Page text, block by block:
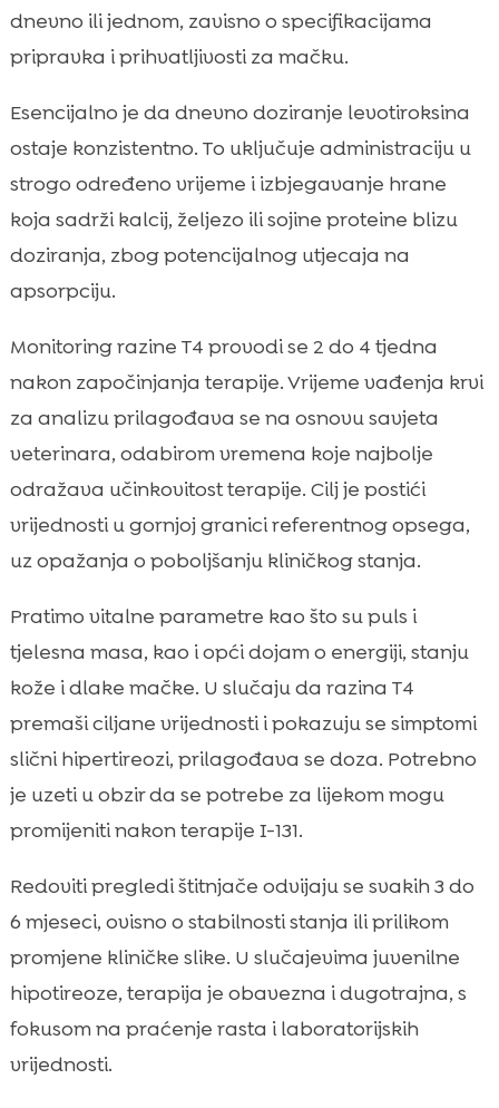
dnevno ili jednom, zavisno o specifikacijama
pripravka i prihvatljivosti za mačku.
Esencijalno je da dnevno doziranje levotiroksina
ostaje konzistentno. To uključuje administraciju u
strogo određeno vrijeme i izbjegavanje hrane
koja sadrži kalcij, željezo ili sojine proteine blizu
doziranja, zbog potencijalnog utjecaja na
apsorpciju.
Monitoring razine T4 provodi se 2 do 4 tjedna
nakon započinjanja terapije. Vrijeme vađenja krvi
za analizu prilagođava se na osnovu savjeta
veterinara, odabirom vremena koje najbolje
odražava učinkovitost terapije. Cilj je postići
vrijednosti u gornjoj granici referentnog opsega,
uz opažanja o poboljšanju kliničkog stanja.
Pratimo vitalne parametre kao što su puls i
tjelesna masa, kao i opći dojam o energiji, stanju
kože i dlake mačke. U slučaju da razina T4
premaši ciljane vrijednosti i pokazuju se simptomi
slični hipertireozi, prilagođava se doza. Potrebno
je uzeti u obzir da se potrebe za lijekom mogu
promijeniti nakon terapije I-131.
Redoviti pregledi štitnjače odvijaju se svakih 3 do
6 mjeseci, ovisno o stabilnosti stanja ili prilikom
promjene kliničke slike. U slučajevima juvenilne
hipotireoze, terapija je obavezna i dugotrajna, s
fokusom na praćenje rasta i laboratorijskih
vrijednosti.